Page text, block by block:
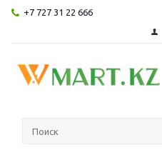
+7 727 31 22 666